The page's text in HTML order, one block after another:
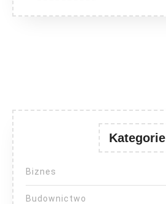
Kategorie
Biznes
Budownictwo